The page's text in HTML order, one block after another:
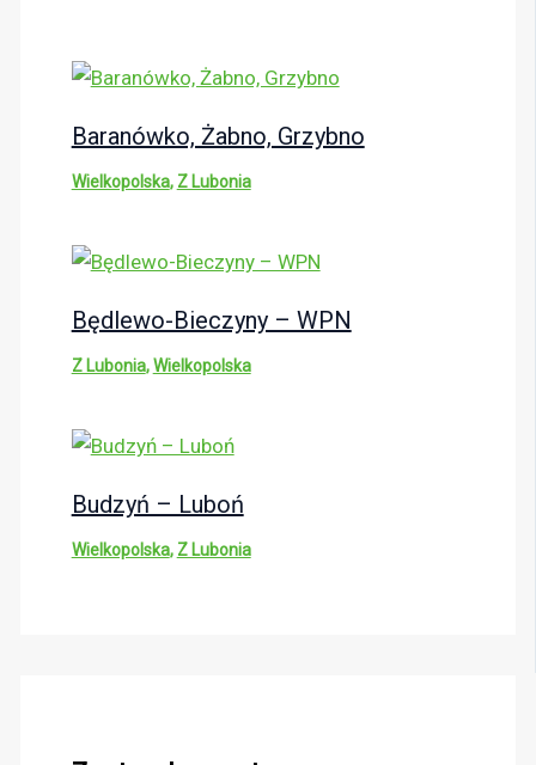
Baranówko, Żabno, Grzybno
Wielkopolska, Z Lubonia
Będlewo-Bieczyny – WPN
Z Lubonia,Wielkopolska
Budzyń – Luboń
Wielkopolska, Z Lubonia